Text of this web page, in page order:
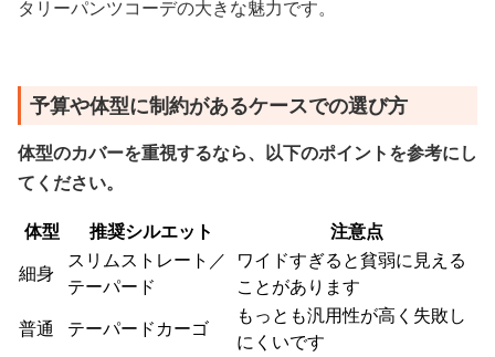
タリーパンツコーデの大きな魅力です。
予算や体型に制約があるケースでの選び方
体型のカバーを重視するなら、以下のポイントを参考にし
てください。
体型
推奨シルエット
注意点
細身
スリムストレート／
テーパード
ワイドすぎると貧弱に見える
ことがあります
普通
テーパードカーゴ
もっとも汎用性が高く失敗し
にくいです